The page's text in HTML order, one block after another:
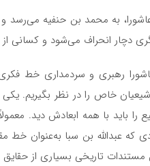
به محمد بن حنفیه می‌رسد و
دچار انحراف می‌شود و
رهبری و سردمداری خط
شیعیان خاص را در نظر
باید با همه ابعادش دید.
که عبدالله بن سبا به‌عنوان
تاریخی بسیاری از حقایق